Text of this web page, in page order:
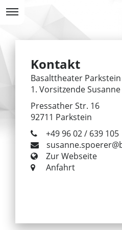
Kontakt
Basalttheater Parkstein
1. VorsitzendeSusanne
Pressather Str. 16
92711 Parkstein
+49 96 02 / 639 105
Zur Webseite
Anfahrt